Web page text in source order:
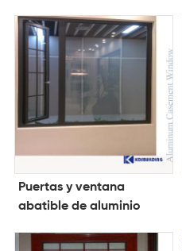
Puertas y ventana
abatible de aluminio